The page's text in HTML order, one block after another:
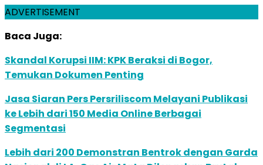
ADVERTISEMENT
Baca Juga:
Skandal Korupsi IIM: KPK Beraksi di Bogor,
Temukan Dokumen Penting
Jasa Siaran Pers Persriliscom Melayani Publikasi
ke Lebih dari 150 Media Online Berbagai
Segmentasi
Lebih dari 200 Demonstran Bentrok dengan Garda